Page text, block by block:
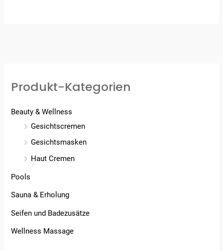
Produkt-Kategorien
Beauty & Wellness
Gesichtscremen
Gesichtsmasken
Haut Cremen
Pools
Sauna & Erholung
Seifen und Badezusätze
Wellness Massage